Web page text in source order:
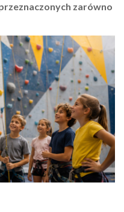
zarówno